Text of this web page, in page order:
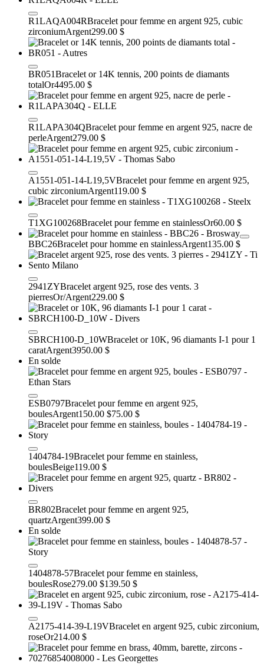
R1LAQA004RBracelet pour femme en argent 925, cubic
zirconiumArgent299.00 $
BR051Bracelet or 14K tennis, 200 points de diamants
totalOr4495.00 $
R1LAPA304QBracelet pour femme en argent 925, nacre de
perleArgent279.00 $
A1551-051-14-L19,5VBracelet pour femme en argent 925,
cubic zirconiumArgent119.00 $
T1XG100268Bracelet pour femme en stainlessOr60.00 $
BBC26Bracelet pour homme en stainlessArgent135.00 $
2941ZYBracelet argent 925, rose des vents. 3
pierresOr/Argent229.00 $
SBRCH100-D_10WBracelet or 10K, 96 diamants I-1 pour 1
caratArgent3950.00 $
En solde
ESB0797Bracelet pour femme en argent 925,
boulesArgent150.00 $75.00 $
1404784-19Bracelet pour femme en stainless,
boulesBeige119.00 $
BR802Bracelet pour femme en argent 925,
quartzArgent399.00 $
En solde
1404878-57Bracelet pour femme en stainless,
boulesRose279.00 $139.50 $
A2175-414-39-L19VBracelet en argent 925, cubic zirconium,
roseOr214.00 $